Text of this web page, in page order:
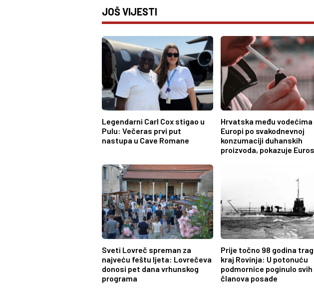
JOŠ VIJESTI
Legendarni Carl Cox stigao u
Pulu: Večeras prvi put
nastupa u Cave Romane
Hrvatska među vodećima
Europi po svakodnevnoj
konzumaciji duhanskih
proizvoda, pokazuje
Sveti Lovreč spreman za
najveću feštu ljeta: Lovrečeva
donosi pet dana vrhunskog
programa
Prije točno 98 godina
kraj Rovinja: U potonuću
podmornice poginulo svih
članova posade